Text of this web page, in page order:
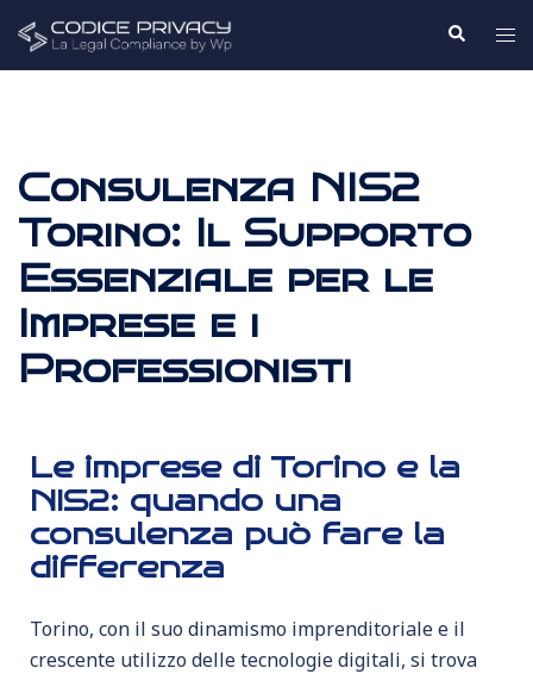
Consulenza NIS2
Torino: Il Supporto
Essenziale per le
Imprese e i
Professionisti
Le imprese di Torino e la
NIS2: quando una
consulenza può fare la
differenza
Torino, con il suo dinamismo imprenditoriale e il
crescente utilizzo delle tecnologie digitali, si trova